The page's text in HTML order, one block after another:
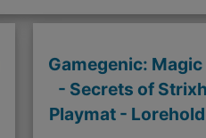
Gamegenic:
- Secrets of
Playmat -